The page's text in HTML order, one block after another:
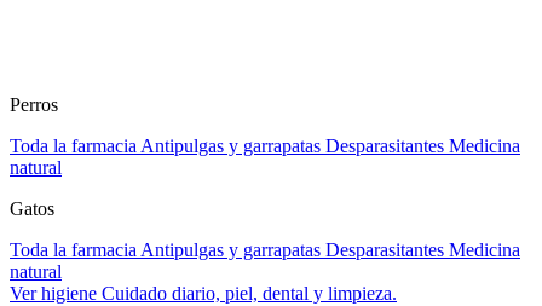
Perros
Toda la farmacia Antipulgas y garrapatas Desparasitantes Medicina
natural
Gatos
Toda la farmacia Antipulgas y garrapatas Desparasitantes Medicina
natural
Ver higiene Cuidado diario, piel, dental y limpieza.